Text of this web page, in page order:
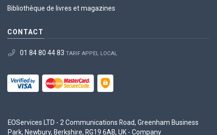
Bibliothèque de livres et magazines
CONTACT
01 84 80 44 83 TARIF APPEL LOCAL
EOServices LTD - 2 Communications Road, Greenham Business
Park, Newbury, Berkshire, RG19 6AB, UK - Company